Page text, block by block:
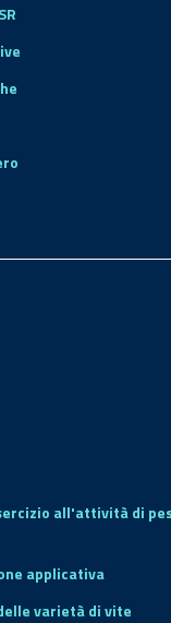
all'attività di
applicativa
varietà di vite